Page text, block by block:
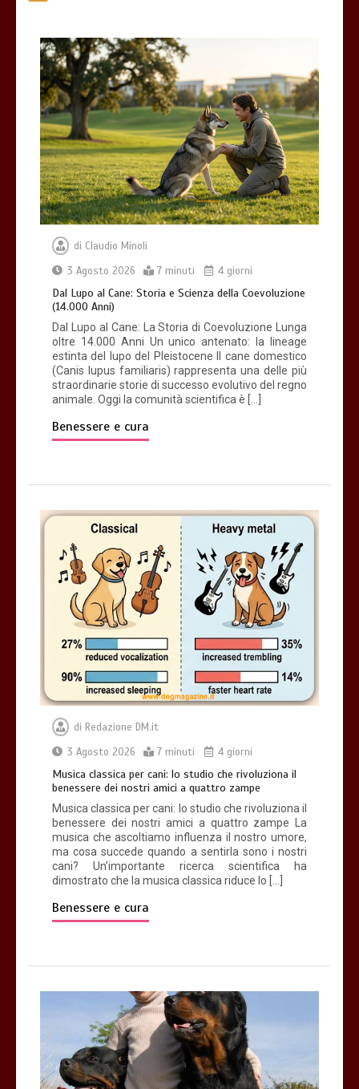
Giochi di attivazione mentale – il
piatto gioco liv.2 trixie
4 minuti
Dal Lupo al Cane: Storia e Scienza della
Coevoluzione (14.000 Anni)
di Claudio Minoli
3 Agosto 2026
7 minuti 4 giorni
Dal Lupo al Cane: Storia e Scienza della Coevoluzione
(14.000 Anni)
Dal Lupo al Cane: La Storia di Coevoluzione Lunga
oltre 14.000 Anni Un unico antenato: la lineage
estinta del lupo del Pleistocene Il cane domestico
(Canis lupus familiaris) rappresenta una delle più
straordinarie storie di successo evolutivo del regno
animale. Oggi la comunità scientifica è […]
Benessere e cura
di Redazione DM.it
3 Agosto 2026
7 minuti 4 giorni
Musica classica per cani: lo studio che rivoluziona il
benessere dei nostri amici a quattro zampe
Musica classica per cani: lo studio che rivoluziona il
benessere dei nostri amici a quattro zampe La
musica che ascoltiamo influenza il nostro umore,
ma cosa succede quando a sentirla sono i nostri
cani? Un’importante ricerca scientifica ha
dimostrato che la musica classica riduce lo […]
Benessere e cura